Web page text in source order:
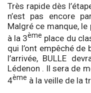
Très rapide dès
n’est pas encore
Malgré ce manque,
à la 3ème place du
qui l’ont empêché de
l’arrivée, BULLE
Lédenon . Il sera de
4ème à la veille de la